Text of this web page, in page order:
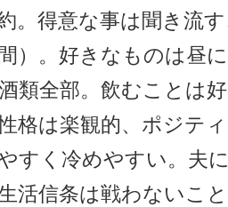
。得意な事は聞き流
）。好きなものは昼
類全部。飲むことは
格は楽観的、ポジテ
すく冷めやすい。夫
活信条は戦わないこ